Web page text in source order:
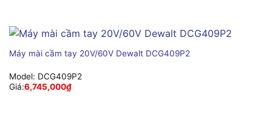
Máy mài cầm tay 20V/60V Dewalt DCG409P2
Model: DCG409P2
Giá:6,745,000₫